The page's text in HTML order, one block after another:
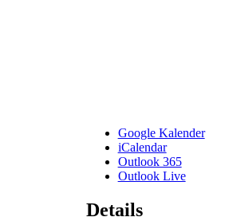
Google Kalender
iCalendar
Outlook 365
Outlook Live
Details